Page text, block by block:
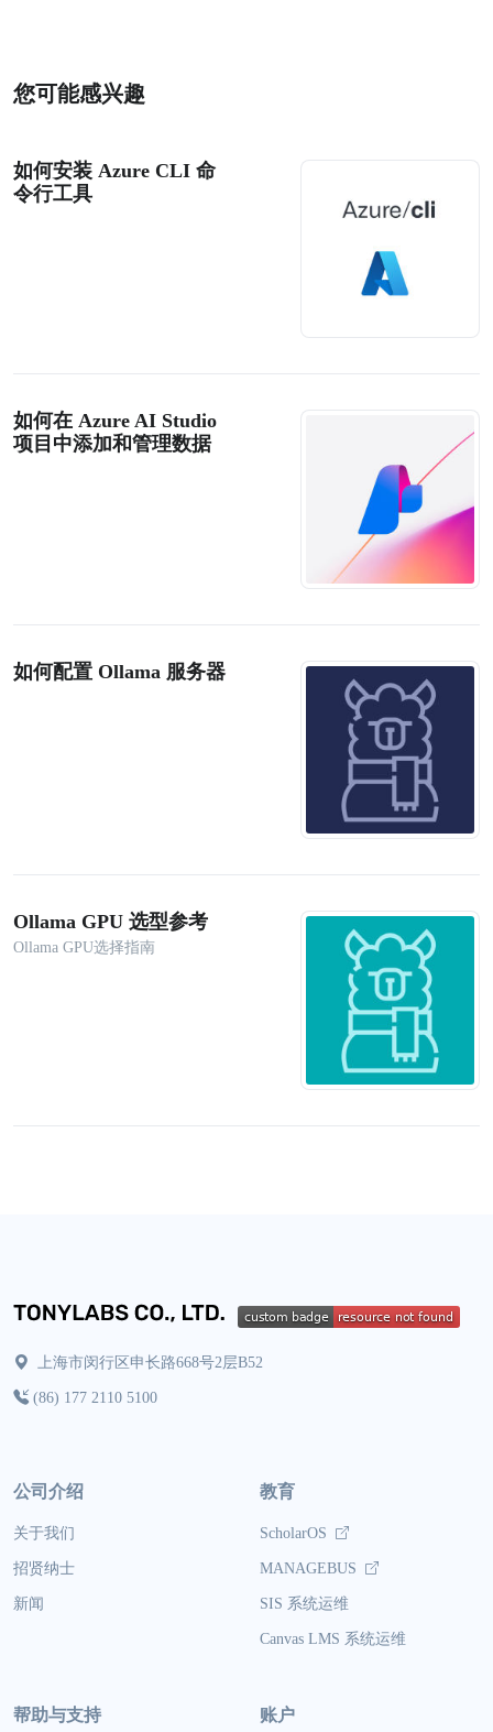
您可能感兴趣
如何安装 Azure CLI 命
令行工具
如何在 Azure AI Studio
项目中添加和管理数据
如何配置 Ollama 服务器
Ollama GPU 选型参考
Ollama GPU选择指南
上海市闵行区申长路668号2层B52
(86) 177 2110 5100
公司介绍
关于我们
招贤纳士
新闻
教育
ScholarOS
MANAGEBUS
SIS 系统运维
Canvas LMS 系统运维
帮助与支持 账户